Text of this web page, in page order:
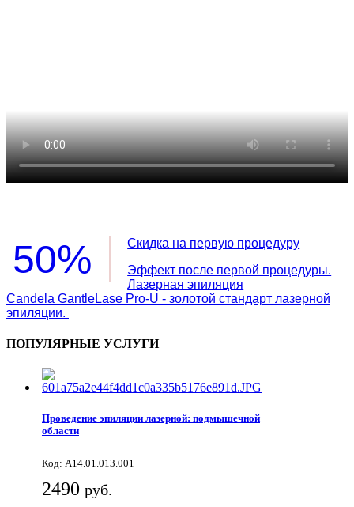
50%
Скидка на первую процедуру
Эффект после первой процедуры.
Лазерная эпиляция
Candela GantleLase Pro-U - золотой стандарт лазерной
эпиляции.
ПОПУЛЯРНЫЕ УСЛУГИ
Проведение эпиляции лазерной: подмышечной
области
Код: A14.01.013.001
2490 руб.